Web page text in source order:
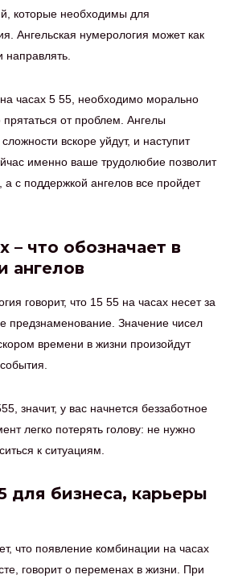
которые необходимы для
Ангельская нумерология может как
направлять.
часах 5 55, необходимо морально
прятаться от проблем. Ангелы
вскоре уйдут, и наступит
именно ваше трудолюбие позволит
а с поддержкой ангелов все пройдет
– что обозначает в
ангелов
говорит, что 15 55 на часах несет за
предзнаменование. Значение чисел
времени в жизни произойдут
значит, у вас начнется беззаботное
легко потерять голову: не нужно
к ситуациям.
для бизнеса, карьеры
что появление комбинации на часах
говорит о переменах в жизни. При